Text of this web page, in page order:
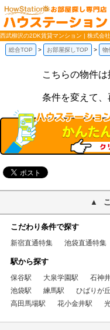
西武柳沢の2DK賃貸マンション | 株式会
総合TOP お部屋探しTOP 物
こちらの物件は
条件を変えて、
こだわり条件で探す
新宿直通特集 池袋直通特集
駅から探す
保谷駅 大泉学園駅 石神
池袋駅
練馬駅 ひばりが
高田馬場駅
花小金井駅